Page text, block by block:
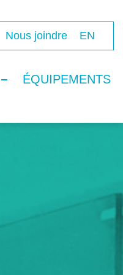
Nous joindre EN
ÉQUIPEMENTS